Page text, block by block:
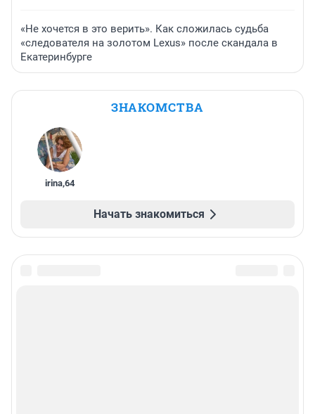
«Не хочется в это верить». Как сложилась судьба
«следователя на золотом Lexus» после скандала в
Екатеринбурге
ЗНАКОМСТВА
irina,64
Начать знакомиться